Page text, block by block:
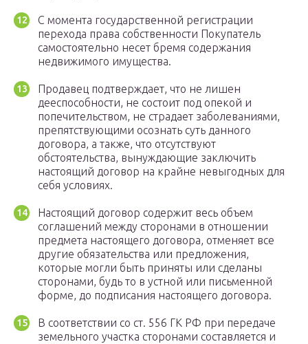
С момента государственной регистрации
перехода права собственности Покупатель
самостоятельно несет бремя содержания
недвижимого имущества.
Продавец подтверждает, что не лишен
дееспособности, не состоит под опекой и
попечительством, не страдает заболеваниями,
препятствующими осознать суть данного
договора, а также, что отсутствуют
обстоятельства, вынуждающие заключить
настоящий договор на крайне невыгодных для
себя условиях.
Настоящий договор содержит весь объем
соглашений между сторонами в отношении
предмета настоящего договора, отменяет все
другие обязательства или предложения,
которые могли быть приняты или сделаны
сторонами, будь то в устной или письменной
форме, до подписания настоящего договора.
В соответствии со ст. 556 ГК РФ при передаче
земельного участка сторонами составляется и